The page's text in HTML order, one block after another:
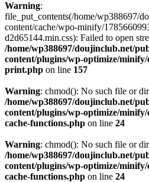
Warning:
file_put_contents(/home/wp388697/
content/cache/wpo-minify/
d2d65144.min.css): Failed to open
/home/wp388697/doujinclub.net/
content/plugins/wp-optimize/
print.php on line 157
Warning: chmod(): No such file or
/home/wp388697/doujinclub.net/
content/plugins/wp-optimize/
cache-functions.php on line 24
Warning: chmod(): No such file or
/home/wp388697/doujinclub.net/
content/plugins/wp-optimize/
cache-functions.php on line 24